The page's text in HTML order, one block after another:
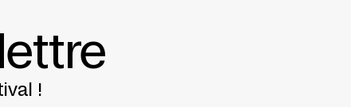
!